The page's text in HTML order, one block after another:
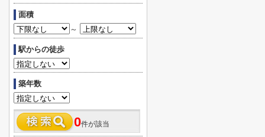
面積
～
駅からの徒歩
築年数
0件が該当